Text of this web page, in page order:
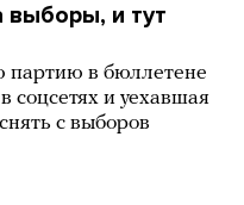
выборы, и тут
партию в бюллетене
и уехавшая
с выборов